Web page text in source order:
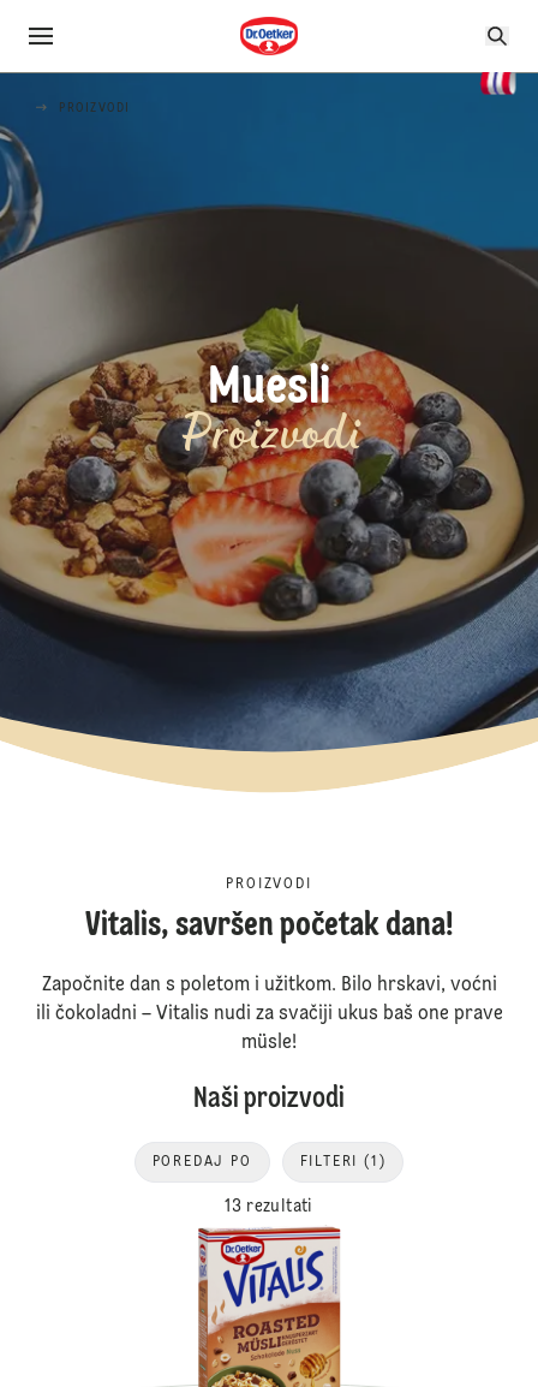
PROIZVODI
Muesli
Proizvodi
PROIZVODI
Vitalis, savršen početak dana!
Započnite dan s poletom i užitkom. Bilo hrskavi, voćni
ili čokoladni – Vitalis nudi za svačiji ukus baš one prave
müsle!
Naši proizvodi
13 rezultati
POREDAJ PO FILTERI (1)